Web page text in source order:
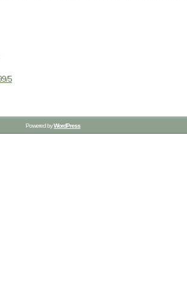
5
Powered byWordPress